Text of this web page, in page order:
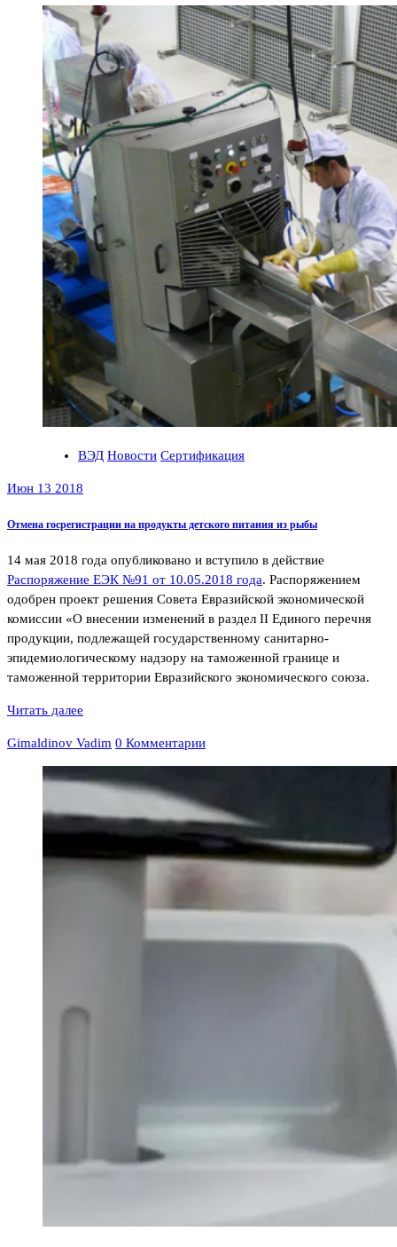
ВЭД Новости Сертификация
Июн 13 2018
Отмена госрегистрации на продукты детского питания из рыбы
14 мая 2018 года опубликовано и вступило в действие
Распоряжение ЕЭК №91 от 10.05.2018 года. Распоряжением
одобрен проект решения Совета Евразийской экономической
комиссии «О внесении изменений в раздел II Единого перечня
продукции, подлежащей государственному санитарно-
эпидемиологическому надзору на таможенной границе и
таможенной территории Евразийского экономического союза.
Читать далее
Gimaldinov Vadim 0 Комментарии